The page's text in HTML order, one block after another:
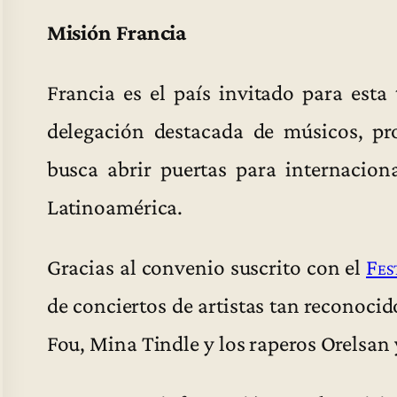
Misión Francia
Francia es el país invitado para
delegación destacada de músicos,
busca abrir puertas para
Latinoamérica.
Gracias al convenio suscrito con el
de conciertos de artistas tan
Fou, Mina Tindle y los raperos